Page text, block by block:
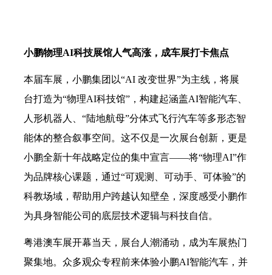
小鹏物理AI科技展馆人气高涨，成车展打卡焦点
本届车展，小鹏集团以“AI 改变世界”为主线，将展
台打造为“物理AI科技馆”，构建起涵盖AI智能汽车、
人形机器人、“陆地航母”分体式飞行汽车等多形态智
能体的整合叙事空间。这不仅是一次展台创新，更是
小鹏全新十年战略定位的集中宣言——将“物理AI”作
为品牌核心课题，通过“可观测、可动手、可体验”的
科教场域，帮助用户跨越认知壁垒，深度感受小鹏作
为具身智能公司的底层技术逻辑与科技自信。
粤港澳车展开幕当天，展台人潮涌动，成为车展热门
聚集地。众多观众专程前来体验小鹏AI智能汽车，并